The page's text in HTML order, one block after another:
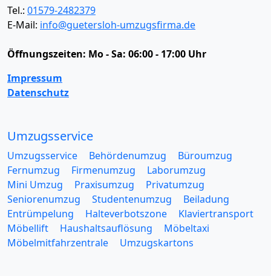
Tel.: 01579-2482379
E-Mail: info@guetersloh-umzugsfirma.de
Öffnungszeiten: Mo - Sa: 06:00 - 17:00 Uhr
Impressum
Datenschutz
Umzugsservice
Umzugsservice Behördenumzug
Büroumzug
Fernumzug
Firmenumzug
Laborumzug
Mini Umzug
Praxisumzug
Privatumzug
Seniorenumzug
Studentenumzug
Beiladung
Entrümpelung
Halteverbotszone
Klaviertransport
Möbellift
Haushaltsauflösung
Möbeltaxi
Möbelmitfahrzentrale
Umzugskartons